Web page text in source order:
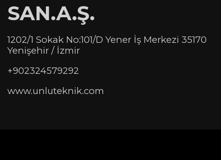
SAN.A.Ş.
1202/1 Sokak No:101/D Yener İş Merkezi 35170
Yenişehir / İzmir
+902324579292
www.unluteknik.com